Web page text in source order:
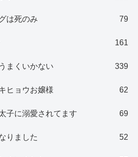
は死のみ 79
161
まくいかない 339
ヒョウお嬢様 62
子に溺愛されてます 69
りました 52